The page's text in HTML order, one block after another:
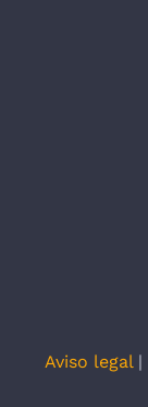
Aviso legal|